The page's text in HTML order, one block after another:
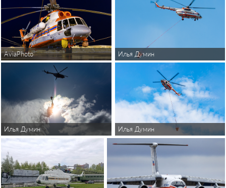
AviaPhoto Илья Думин
Илья Думин Илья Думин